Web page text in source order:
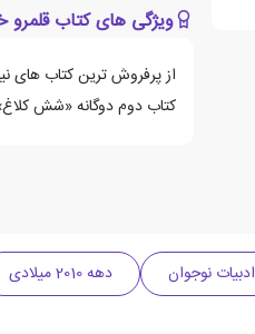
ویژگی های کتاب قلمرو
از پرفروش ترین کتاب های
کتاب دوم دوگانه «شش
ادبیات نوجوان دهه 2010 میلادی